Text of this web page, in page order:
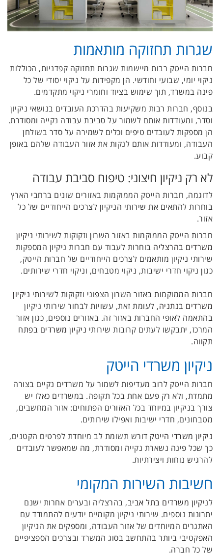
שגרות תחזוקה מותאמות
חברות הייטק רבות מיישמות שגרות תחזוקה קפדניות, הכוללות
ניקוי יומי, שבועי וחודשי. הן מקפידות על ניקוי יסודי של כל
פינה במשרד, תוך שימוש בציוד וחומרי ניקוי מתקדמים.
בנוסף, חברות רבות משקיעות בהדרכת העובדים בנושאי ניקיון
וסדר, ומעודדות אותם לשמור על סביבת עבודה נקייה ומסודרת.
הן מספקות לעובדים טיפים וכלים לשמירה על סדר בשולחן
העבודה, ומעודדות אותם לנקות את אזור העבודה שלהם באופן
קבוע.
לא רק ניקיון חיצוני: טיפוח סביבת עבודה
לדוגמה, חברות הייטק הממוקמות באזורים שונים ברחבי הארץ
בוחרות להתאים את שירותי הניקיון לצרכים הייחודיים של כל
אזור.
חברות הייטק הממוקמות באזור השרון וזקוקות לשירותי ניקיון
משרדים בהרצליה בוחרות לעבוד עם חברות ניקיון המספקות
שירותי ניקיון מותאמים לצרכים הייחודיים של חברות הייטק,
כגון ניקוי חדרי ישיבות, ניקוי מטבחים, וניקוי חדרי שירותים.
חברות הממוקמות באזור השרון הצפוני וזקוקות לשירותי ניקיון
משרדים בנתניה, לעומת זאת, עשויות לבחור שירותי ניקיון
בהתאמה לאופי החברות באזור זה. באזורים נוספים, כגון אזור
המרכז, יתבקשו לעתים קרובות שירותי ניקיון משרדים בפתח
תקווה.
ניקיון משרדי הייטק
חברות הייטק לרוב מעדיפות לשמור על משרדים נקיים בצורה
מתמדת, ולא רק פעם אחת בכל תקופה. במשרדים כאלו יש
צורך בניקיון במיוחד בכל האזורים הפתוחים: אזור המחשבים,
מטבחונים, חדרי ישיבות ואפילו שירותים.
ניקיון משרדי הייטק דורש תשומת לב מיוחדת לפרטים הקטנים,
כך שכל פינה נשארת נקייה ומסודרת, מה שמאפשר לעובדים
להרגיש נוחות ויצירתיות.
חשיבות השירות המקומי
לניקיון משרדים בתל אביב, בהרצליה ובערים אחרות ישנם
יתרונות נוספים. שירותי ניקיון מקומיים יודעים להתמודד עם
האתגרים המיוחדים של אזור העבודה, ומספקים את הניקיון
האפקטיבי ביותר בהתחשב בסוג המשרד ובצרכים הספציפיים
של כל חברה.